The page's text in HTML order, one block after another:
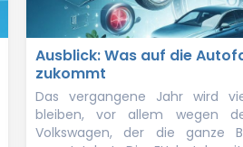
Ausblick: Was auf die
zukommt
Das vergangene Jahr wird
bleiben, vor allem wegen
Volkswagen, der die ganze